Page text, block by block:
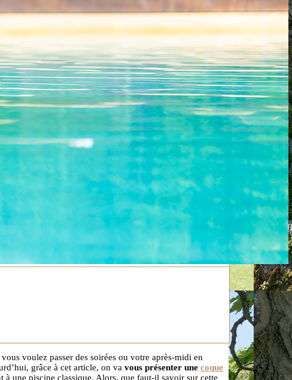
voulez passer des soirées ou votre après-midi en
grâce à cet article, on va vous présenter une coque
à une piscine classique. Alors, que faut-il savoir sur cette